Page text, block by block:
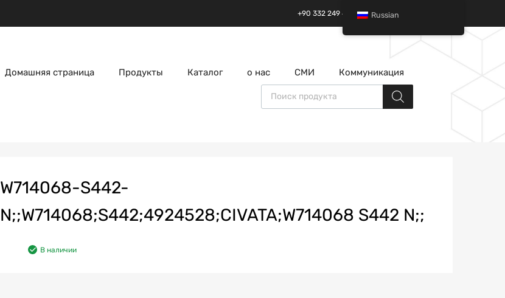
+90 332 249 49 01 | +90 532 685 32 42
Домашняя страница Продукты Каталог о нас СМИ Коммуникация
Поиск товаров
W714068-S442-
N;;W714068;S442;4924528;CIVATA;W714068 S442 N;;
В наличии
Russian